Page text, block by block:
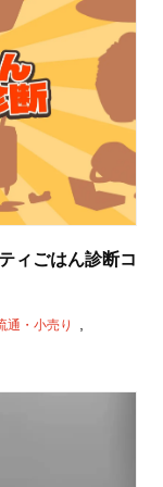
ィごはん診断コ
通・小売り